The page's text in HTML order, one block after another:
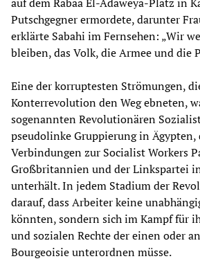
Putschgegner ermordete, darunter
erklärte Sabahi im Fernsehen: „Wir
bleiben, das Volk, die Armee und die
Eine der korruptesten Strömungen,
Konterrevolution den Weg ebneten,
sogenannten Revolutionären
pseudolinke Gruppierung in Ägypten,
Verbindungen zur Socialist Workers
Großbritannien und der Linkspartei
unterhält. In jedem Stadium der
darauf, dass Arbeiter keine
könnten, sondern sich im Kampf für
und sozialen Rechte der einen oder
Bourgeoisie unterordnen müsse.